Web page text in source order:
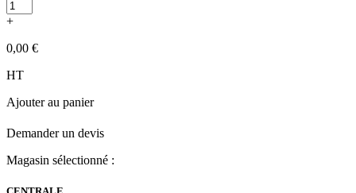
+
0,00 €
HT
Ajouter au panier
Demander un devis
Magasin sélectionné :